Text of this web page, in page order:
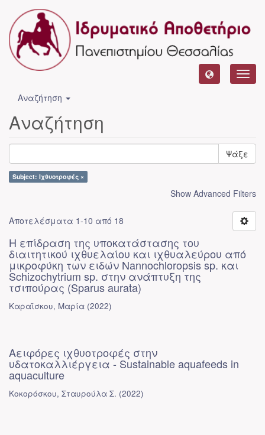
Αναζήτηση
Αναζήτηση
Ψάξε
Subject: Ιχθυοτροφές ×
Show Advanced Filters
Αποτελέσματα 1-10 από 18
Η επίδραση της υποκατάστασης του
διαιτητικού ιχθυελαίου και ιχθυαλεύρου από
μικροφύκη των ειδών Nannochloropsis sp. και
Schizochytrium sp. στην ανάπτυξη της
τσιπούρας (Sparus aurata)
Καραΐσκου, Μαρία (2022)
Αειφόρες ιχθυοτροφές στην
υδατοκαλλιέργεια - Sustainable aquafeeds in
aquaculture
Κοκορόσκου, Σταυρούλα Σ. (2022)